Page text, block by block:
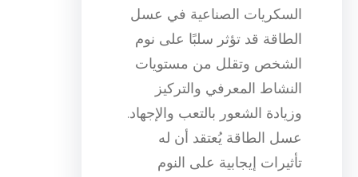
السكريات الصناعية في عسل
الطاقة قد تؤثر سلبًا على نوم
الشخص وتقلل من مستويات
النشاط المعرفي والتركيز
وزيادة الشعور بالتعب والإجهاد.
عسل الطاقة يُعتقد أن له
تأثيرات إيجابية على النوم